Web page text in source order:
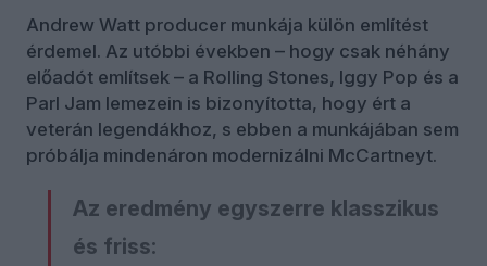
Andrew Watt producer munkája külön említést
érdemel. Az utóbbi években – hogy csak néhány
előadót említsek – a Rolling Stones, Iggy Pop és a
Parl Jam lemezein is bizonyította, hogy ért a
veterán legendákhoz, s ebben a munkájában sem
próbálja mindenáron modernizálni McCartneyt.
Az eredmény egyszerre klasszikus
és friss: